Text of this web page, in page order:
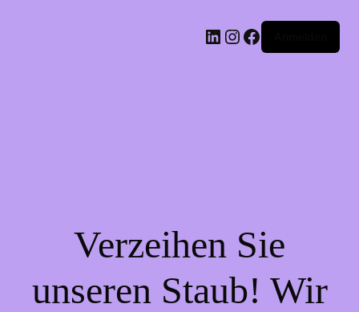
LinkedIn
Instagram
Facebook
Verzeihen Sie
unseren Staub! Wir